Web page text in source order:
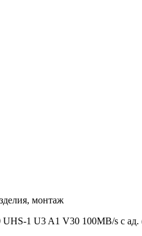
монтаж
UHS-1 U3 A1 V30 100MB/s с